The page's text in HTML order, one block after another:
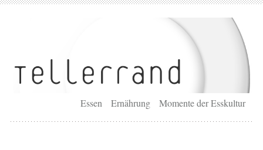
Essen Ernährung Momente der Esskultur